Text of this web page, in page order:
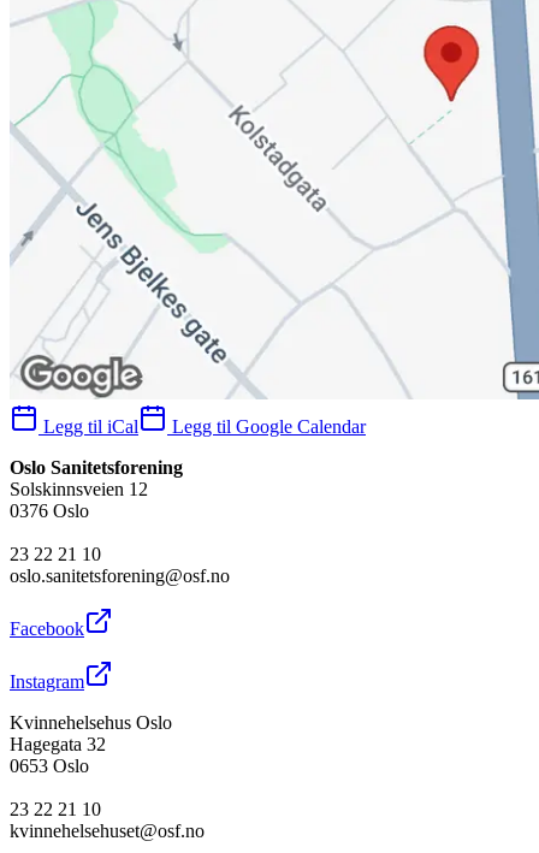
Legg til iCal
Legg til Google Calendar
Oslo Sanitetsforening
Solskinnsveien 12
0376 Oslo
23 22 21 10
oslo.sanitetsforening@osf.no
Facebook
Instagram
Kvinnehelsehus Oslo
Hagegata 32
0653 Oslo
23 22 21 10
kvinnehelsehuset@osf.no